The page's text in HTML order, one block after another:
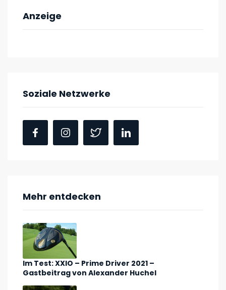
Anzeige
Soziale Netzwerke
Mehr entdecken
Im Test: XXIO – Prime Driver 2021 –
Gastbeitrag von Alexander Huchel